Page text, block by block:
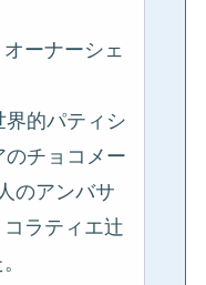
ーナーシェ
界的パティシ
のチョコメー
のアンバサ
ラティエ辻